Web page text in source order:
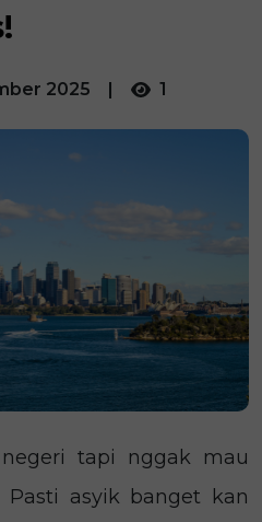
2025 | 1
tapi nggak mau
asyik banget kan